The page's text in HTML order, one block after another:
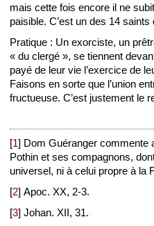
mais cette fois encore il ne
paisible. C’est un des 14
Pratique : Un exorciste, un
« du clergé », se tiennent
payé de leur vie l’exercice de
Faisons en sorte que l’union
fructueuse. C’est justement le
[1] Dom Guéranger commente
Pothin et ses compagnons,
universel, ni à celui propre à la
[2] Apoc. XX, 2-3.
[3] Johan. XII, 31.